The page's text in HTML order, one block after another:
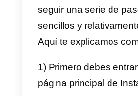
herramientas
3) Métricas.
Todo negocio
bien sus